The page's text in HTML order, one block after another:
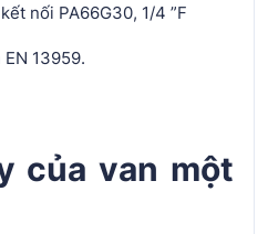
nối PA66G30, 1/4 ”F
13959.
của van một